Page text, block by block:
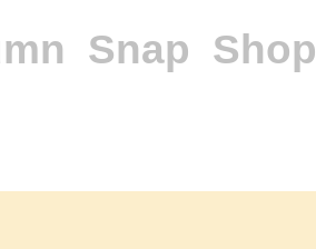
Snap Shop